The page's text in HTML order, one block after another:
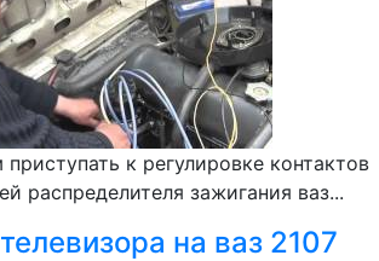
к регулировке контактов
распределителя зажигания ваз...
на ваз 2107